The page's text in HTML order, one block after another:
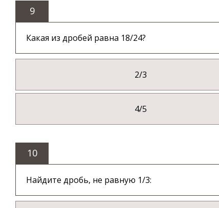
9
Какая из дробей равна 18/24?
2/3
4/5
10
Найдите дробь, не равную 1/3: